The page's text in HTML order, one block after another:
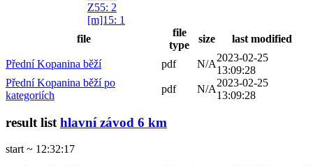
Z55: 2
[m]15: 1
file
file
type
size last modified
Přední Kopanina běží pdf N/A
2023-02-25
13:09:28
Přední Kopanina běží po
kategoriích
pdf N/A
2023-02-25
13:09:28
result list hlavní závod 6 km
start ~ 12:32:17